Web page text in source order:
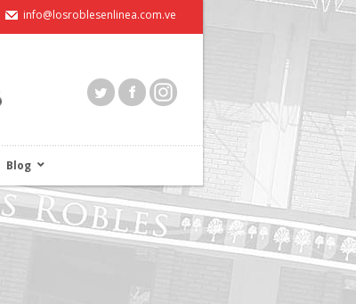
info@losroblesenlinea.com.ve
Blog